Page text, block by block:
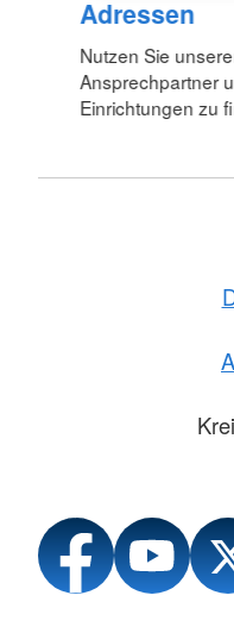
Adressen
Nutzen Sie
Ansprechpartner
Einrichtungen zu